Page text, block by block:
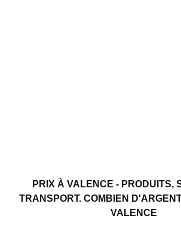
PRIX ​​À VALENCE - PRODUITS,
TRANSPORT. COMBIEN
VALENCE